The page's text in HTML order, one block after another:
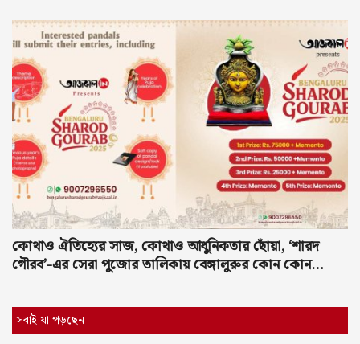
কোথাও ঐতিহ্যের সাজ, কোথাও আধুনিকতার ছোঁয়া, ‘শারদ
গৌরব’-এর সেরা পুজোর তালিকায় বেঙ্গালুরুর কোন কোন
সবাই যা পড়ছেন